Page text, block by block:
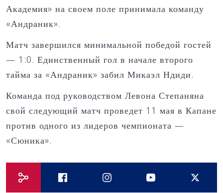
Академия» на своем поле принимала команду
«Андраник».
Матч завершился минимальной победой гостей
— 1:0. Единственный гол в начале второго
тайма за «Андраник» забил Микаэл Ндиди.
Команда под руководством Левона Степаняна
свой следующий матч проведет 11 мая в Капане
против одного из лидеров чемпионата —
«Сюника».